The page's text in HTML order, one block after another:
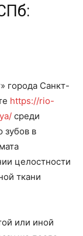
города Санкт-
https://rio-
среди
зубов в
целостности
ткани
или иной